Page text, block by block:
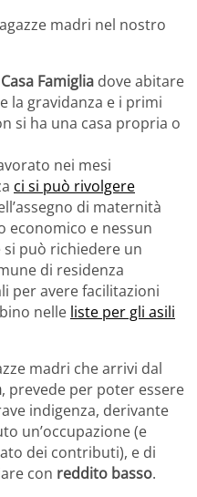
madri nel nostro
Casa Famiglia dove abitare
la gravidanza e i primi
si ha una casa propria o
nei mesi
ci si può rivolgere
di maternità
economico e nessun
può richiedere un
di residenza
per avere facilitazioni
nelle liste per gli asili
madri che arrivi dal
, prevede per poter essere
indigenza, derivante
un’occupazione (e
dei contributi), e di
con reddito basso.